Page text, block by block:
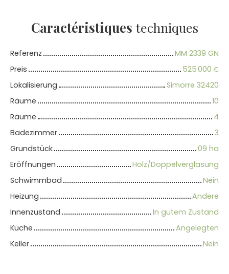
Caractéristiques techniques
Referenz
MM 2339 GN
Preis
525 000 €
Lokalisierung
Simorre 32420
Räume
10
Räume
4
Badezimmer
3
Grundstück
09 ha
Eröffnungen
Holz/Doppelverglasung
Schwimmbad
Nein
Heizung
Andere
Innenzustand
In gutem Zustand
Küche
Angelegten
Keller
Nein